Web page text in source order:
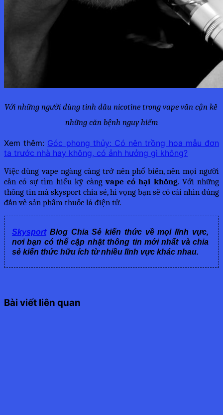
Với những người dùng tinh dầu nicotine trong vape vẫn cận kề
những căn bệnh nguy hiểm
Xem thêm: Góc phong thủy: Có nên trồng hoa mẫu đơn
ta trước nhà hay không, có ảnh hưởng gì không?
Việc dùng vape ngàng càng trở nên phổ biến, nên mọi người
cần có sự tìm hiểu kỹ càng vape có hại không. Với những
thông tin mà skysport chia sẻ, hi vọng bạn sẽ có cái nhìn đúng
đắn về sản phẩm thuốc lá điện tử.
SkysportBlog Chia Sẻ kiến thức về mọi lĩnh vực,
nơi bạn có thể cập nhật thông tin mới nhất và chia
sẻ kiến thức hữu ích từ nhiều lĩnh vực khác nhau.
Bài viết liên quan